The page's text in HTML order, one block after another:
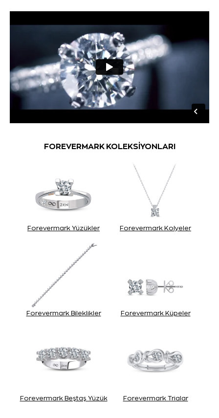
FOREVERMARK KOLEKSİYONLARI
Forevermark Yüzükler Forevermark Kolyeler
Forevermark Bileklikler Forevermark Küpeler
Forevermark Beştaş Yüzük Forevermark Trialar